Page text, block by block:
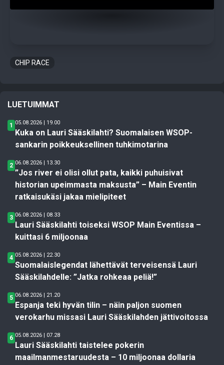
CHIP RACE
LUETUIMMAT
1 05.08.2026 | 19.00
Kuka on Lauri Sääskilahti? Suomalaisen WSOP-
sankarin poikkeuksellinen tuhkimotarina
2 06.08.2026 | 13.30
”Jos river ei olisi ollut pata, kaikki puhuisivat
historian upeimmasta maksusta” – Main Eventin
ratkaisukäsi jakaa mielipiteet
3 06.08.2026 | 08.33
Lauri Sääskilahti toiseksi WSOP Main Eventissa –
kuittasi 6 miljoonaa
4 05.08.2026 | 22.30
Suomalaislegendat lähettävät terveisensä Lauri
Sääskilahdelle: ”Jatka rohkeaa peliä!”
5 06.08.2026 | 21.20
Espanja teki hyvän tilin – näin paljon suomen
verokarhu missasi Lauri Sääskilahden jättivoitossa
6 05.08.2026 | 07.28
Lauri Sääskilahti taistelee pokerin
maailmanmestaruudesta – 10 miljoonaa dollaria